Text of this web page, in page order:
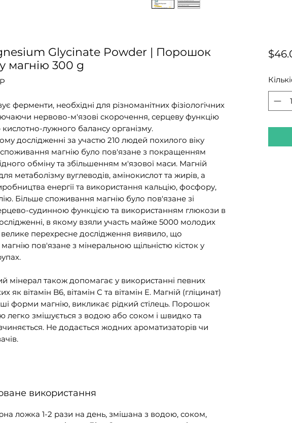
Glycinate Powder | Порошок
магнію 300 g
ферменти, необхідні для різноманітних фізіологічних
нервово-м'язові скорочення, серцеву функцію
кислотно-лужного балансу організму.
дослідженні за участю 210 людей похилого віку
магнію було пов'язане з покращенням
обміну та збільшенням м'язової маси. Магній
метаболізму вуглеводів, амінокислот та жирів, а
енергії та використання кальцію, фосфору,
Більше споживання магнію було пов'язане зі
судинною функцією та використанням глюкози в
в якому взяли участь майже 5000 молодих
перехресне дослідження виявило, що
пов'язане з мінеральною щільністю кісток у
мінерал також допомагає у використанні певних
як вітамін B6, вітамін C та вітамін E. Магній (гліцинат)
форми магнію, викликає рідкий стілець. Порошок
легко змішується з водою або соком і швидко та
Не додається жодних ароматизаторів чи
використання
ложка 1-2 рази на день, змішана з водою, соком,